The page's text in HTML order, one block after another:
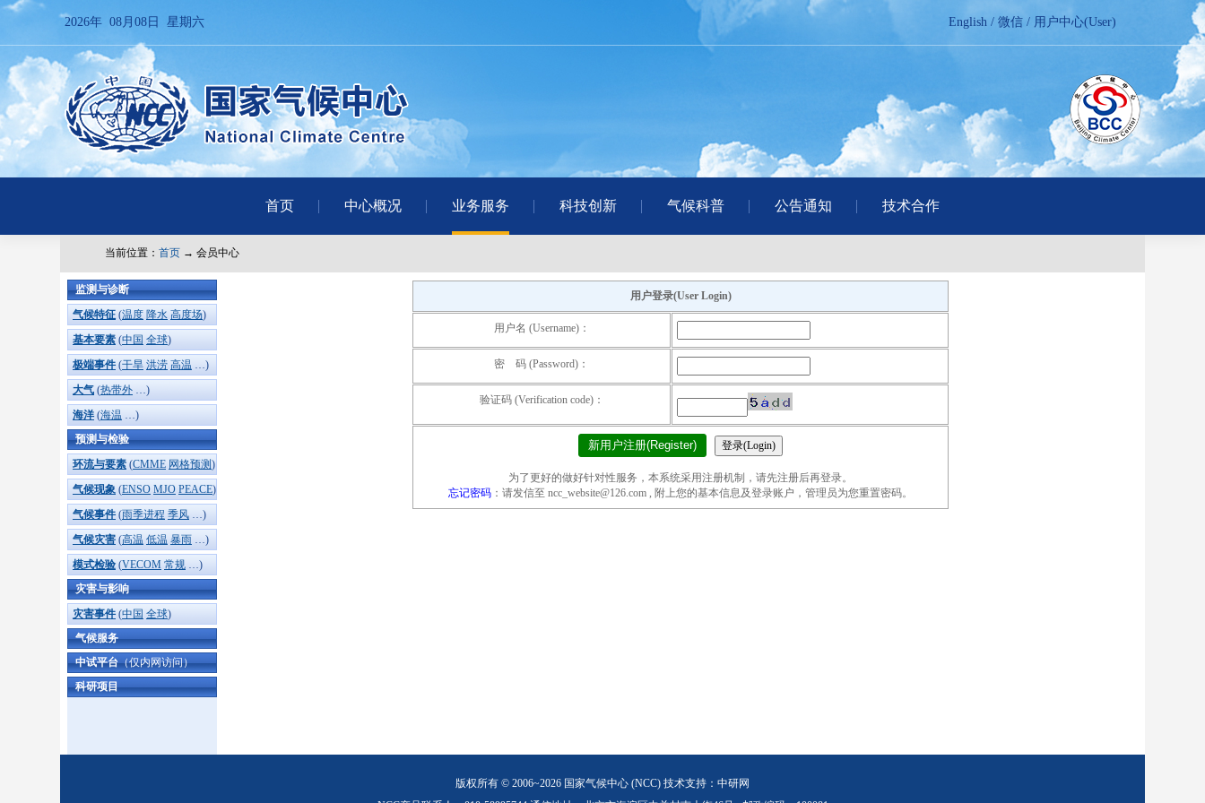
2026年 08月08日 星期六 English / 微信 / 用户中心(User)
首页 中心概况 业务服务 科技创新 气候科普 公告通知 技术合作
当前位置： 首页 → 会员中心
监测与诊断
气候特征 (温度 降水 高度场)
基本要素 (中国 全球)
极端事件(干旱 洪涝 高温 …)
大气 (热带外 …)
海洋(海温 …)
预测与检验
环流与要素 (CMME 网格预测)
气候现象 (ENSO MJO PEACE)
气候事件(雨季进程 季风 …)
气候灾害 (高温 低温 暴雨 …)
模式检验(VECOM 常规 …)
灾害与影响
灾害事件(中国 全球)
气候服务
中试平台（仅内网访问）
科研项目
用户登录(User Login)
用户名 (Username)：
密 码 (Password)：
验证码 (Verification code)：
新用户注册(Register)
为了更好的做好针对性服务，本系统采用注册机制，请先注册后再登录。
忘记密码 ：请发信至 ncc_website@126.com , 附上您的基本信息及登录账户，管理员为您重置密码。
版权所有 © 2006~2026 国家气候中心 (NCC) 技术支持：中研网